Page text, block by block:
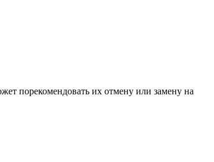
порекомендовать их отмену или замену на